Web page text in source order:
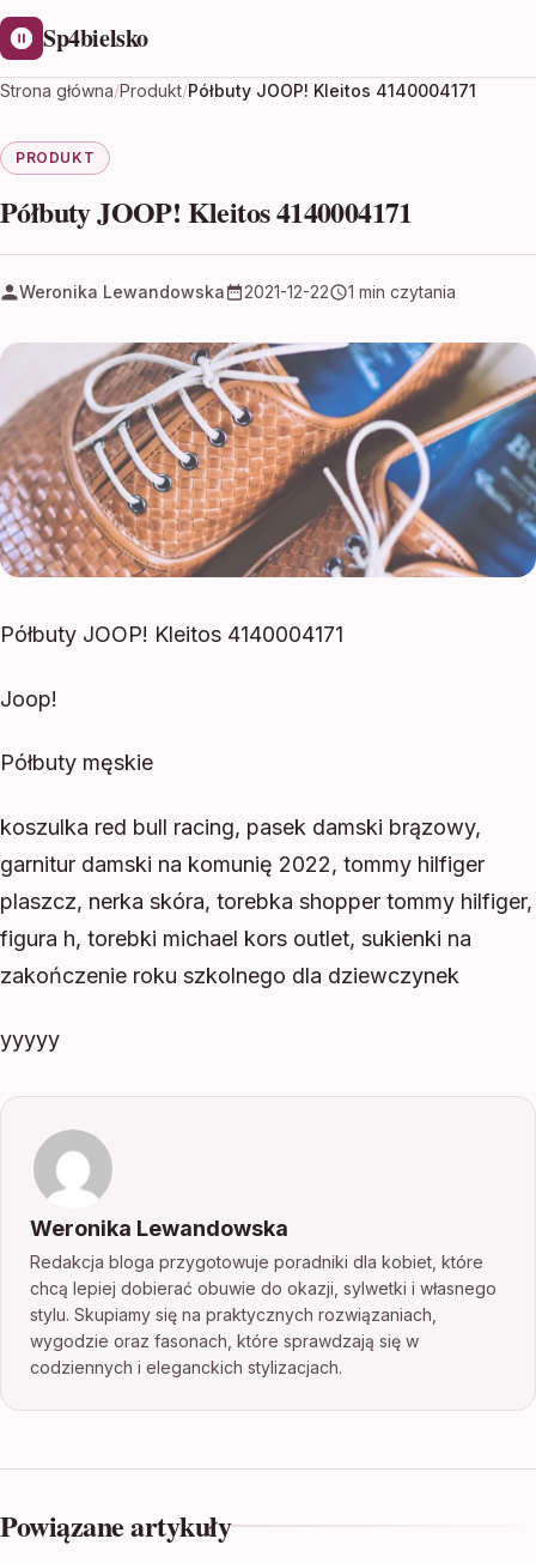
Sp4bielsko
Strona główna/Produkt/Półbuty JOOP! Kleitos 4140004171
PRODUKT
Półbuty JOOP! Kleitos 4140004171
Weronika Lewandowska 2021-12-22 1 min czytania
Półbuty JOOP! Kleitos 4140004171
Joop!
Półbuty męskie
koszulka red bull racing, pasek damski brązowy,
garnitur damski na komunię 2022, tommy hilfiger
plaszcz, nerka skóra, torebka shopper tommy hilfiger,
figura h, torebki michael kors outlet, sukienki na
zakończenie roku szkolnego dla dziewczynek
yyyyy
Weronika Lewandowska
Redakcja bloga przygotowuje poradniki dla kobiet, które
chcą lepiej dobierać obuwie do okazji, sylwetki i własnego
stylu. Skupiamy się na praktycznych rozwiązaniach,
wygodzie oraz fasonach, które sprawdzają się w
codziennych i eleganckich stylizacjach.
Powiązane artykuły